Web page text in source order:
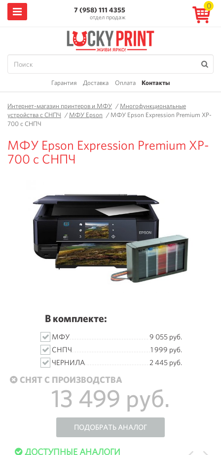
7 (958) 111 4355
отдел продаж
0
Гарантия Доставка Оплата Контакты
Интернет-магазин принтеров и МФУ /Многофункциональные
устройства с СНПЧ /МФУ Epson /МФУ Epson Expression Premium XP-
700 с СНПЧ
МФУ Epson Expression Premium XP-
700 с СНПЧ
В комплекте:
МФУ
9 055 руб.
СНПЧ
1 999 руб.
ЧЕРНИЛА
2 445 руб.
СНЯТ С ПРОИЗВОДСТВА
13 499 руб.
ПОДОБРАТЬ АНАЛОГ
ДОСТУПНЫЕ АНАЛОГИ